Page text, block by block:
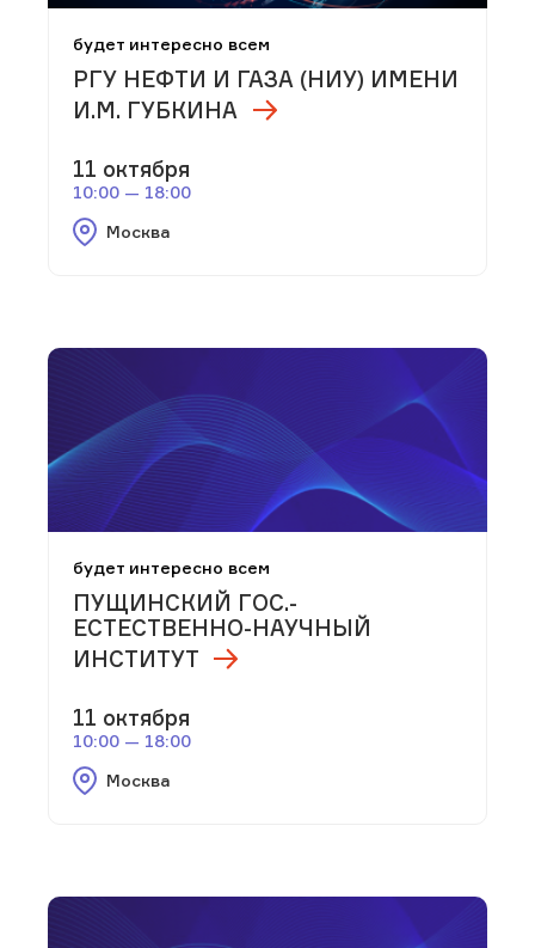
будет интересно всем
РГУ НЕФТИ И ГАЗА (НИУ) ИМЕНИ
И.М. ГУБКИНА
11 октября
10:00 — 18:00
Москва
будет интересно всем
ПУЩИНСКИЙ ГОС.-
ЕСТЕСТВЕННО-НАУЧНЫЙ
ИНСТИТУТ
11 октября
10:00 — 18:00
Москва